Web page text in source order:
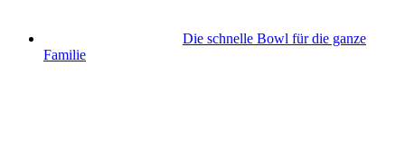
Die schnelle Bowl für die ganze
Familie